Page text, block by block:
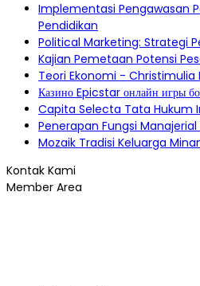
Implementasi Pengawasan
Pendidikan
Political Marketing: Strategi
Kajian Pemetaan Potensi
Teori Ekonomi - Christimulia
Казино Epicstar онлайн игры
Capita Selecta Tata Hukum
Penerapan Fungsi
Mozaik Tradisi Keluarga
Kontak Kami
Member Area